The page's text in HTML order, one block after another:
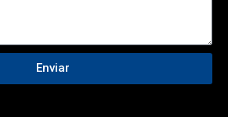
Enviar